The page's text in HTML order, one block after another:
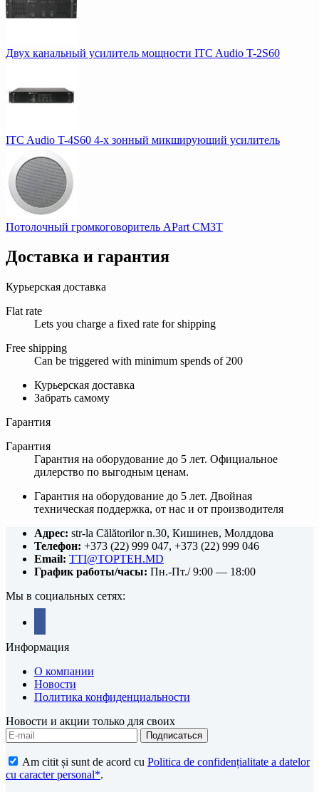
Двух канальный усилитель мощности ITC Audio T-2S60
ITC Audio T-4S60 4-х зонный микширующий усилитель
Потолочный громкоговоритель APart CM3T
Доставка и гарантия
Курьерская доставка
Flat rate
Lets you charge a fixed rate for shipping
Free shipping
Can be triggered with minimum spends of 200
Курьерская доставка
Забрать самому
Гарантия
Гарантия
Гарантия на оборудование до 5 лет. Официальное
дилерство по выгодным ценам.
Гарантия на оборудование до 5 лет. Двойная
техническая поддержка, от нас и от производителя
Адрес: str-la Călătorilor n.30, Кишинев, Молддова
Телефон: +373 (22) 999 047, +373 (22) 999 046
Email: TTI@TOPTEH.MD
График работы/часы: Пн.-Пт./ 9:00 — 18:00
Мы в социальных сетях:
Информация
О компании
Новости
Политика конфиденциальности
Новости и акции только для своих
Am citit și sunt de acord cu Politica de confidențialitate a datelor
cu caracter personal*.